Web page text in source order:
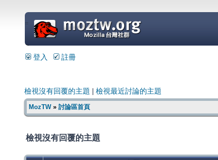
=
登入 註冊
檢視沒有回覆的主題 檢視最近討論的主題
MozTW» 討論區首頁
檢視沒有回覆的主題